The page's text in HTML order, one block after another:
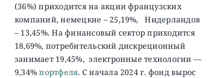
(36%) приходится на акции французских
компаний, немецкие – 25,19%, Нидерландов
– 13,45%. На финансовый сектор приходится
18,69%, потребительский дискреционный
занимает 19,45%, электронные технологии —
9,34%портфеля. C начала 2024 г. фонд вырос